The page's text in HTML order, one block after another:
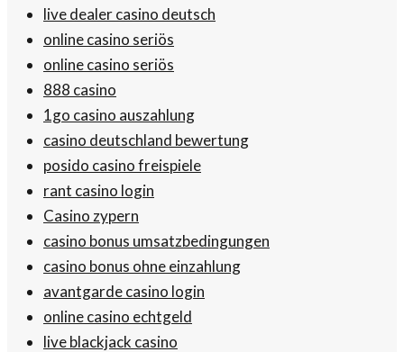
live dealer casino deutsch
online casino seriös
online casino seriös
888 casino
1go casino auszahlung
casino deutschland bewertung
posido casino freispiele
rant casino login
Casino zypern
casino bonus umsatzbedingungen
casino bonus ohne einzahlung
avantgarde casino login
online casino echtgeld
live blackjack casino